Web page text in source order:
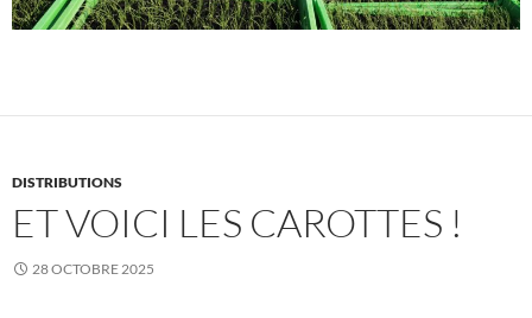
DISTRIBUTIONS
ET VOICI LES CAROTTES !
28 OCTOBRE 2025